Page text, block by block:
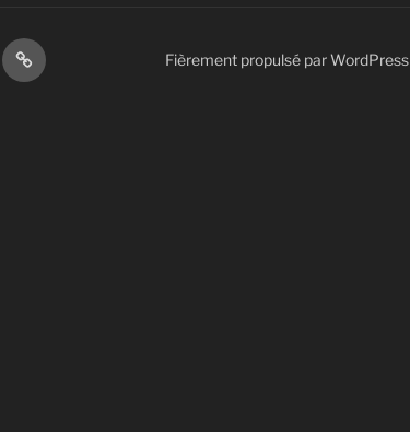
GILLES
DE
Fièrement propulsé par WordPress